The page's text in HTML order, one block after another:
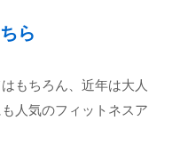
ら
もちろん、近年は大人
人気のフィットネスア